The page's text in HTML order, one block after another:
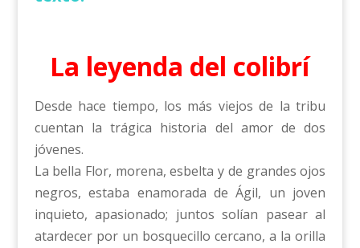
La leyenda del colibrí
Desde hace tiempo, los más viejos de la tribu
cuentan la trágica historia del amor de dos
jóvenes.
La bella Flor, morena, esbelta y de grandes ojos
negros, estaba enamorada de Ágil, un joven
inquieto, apasionado; juntos solían pasear al
atardecer por un bosquecillo cercano, a la orilla